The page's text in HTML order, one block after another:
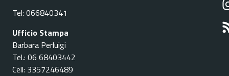
Tel: 066840341
Ufficio Stampa
Barbara Perluigi
Tel.: 06 68403442
Cell: 3357246489